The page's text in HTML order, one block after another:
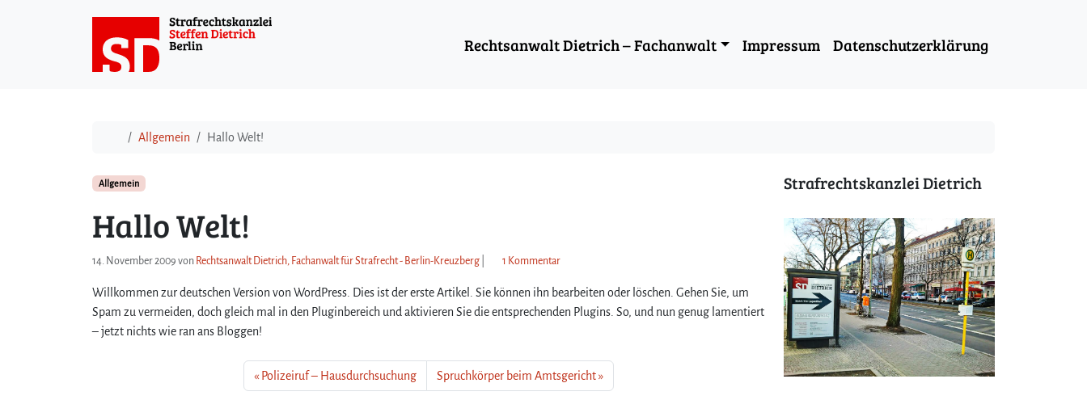
Rechtsanwalt Dietrich – Fachanwalt Impressum Datenschutzerklärung
StartAllgemein Hallo Welt!
Allgemein
Hallo Welt!
14. November 2009 von Rechtsanwalt Dietrich, Fachanwalt für Strafrecht - Berlin-Kreuzberg 1 Kommentarz
H
a
o
W
e
Willkommen zur deutschen Version von WordPress. Dies ist der erste Artikel. Sie können ihn bearbeiten oder löschen. Gehen Sie, um
Spam zu vermeiden, doch gleich mal in den Pluginbereich und aktivieren Sie die entsprechenden Plugins. So, und nun genug lamentiert
– jetzt nichts wie ran ans Bloggen!
Polizeiruf – Hausdurchsuchung Spruchkörper beim Amtsgericht
Strafrechtskanzlei Dietrich